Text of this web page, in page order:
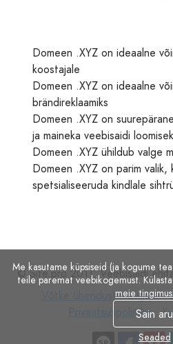
Domeen .XYZ on ideaalne
koostajale
Domeen .XYZ on ideaalne
brändireklaamiks
Domeen .XYZ on
ja maineka veebisaidi
Domeen .XYZ ühildub valge
Domeen .XYZ on parim valik,
spetsialiseeruda kindlale
© Site.pro 2011. Veebisaidi
Võtke ühendust müügiga
Privaatsuspoliitika
Me kasutame küpsiseid (ja kogume
teile paremat veebikogemust.
meie
Sain aru
Seaded